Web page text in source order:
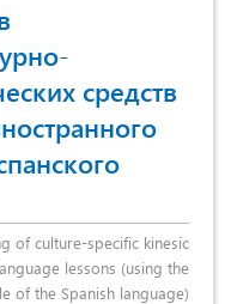
средств
of culture-specific kinesic
lessons (using the
of the Spanish language)